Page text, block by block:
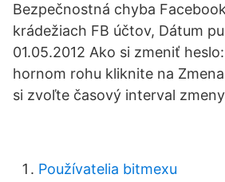
Bezpečnostná chyba
krádežiach FB účtov, Dátum
01.05.2012 Ako si zmeniť
hornom rohu kliknite na
si zvoľte časový interval
Používatelia bitmexu